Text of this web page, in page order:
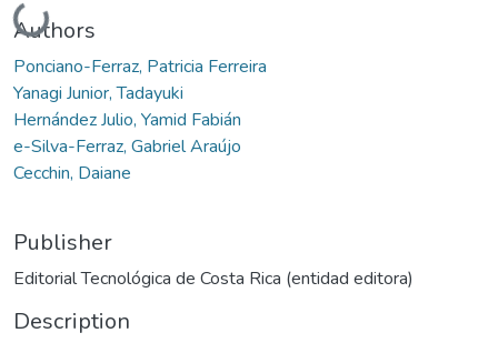
Loading...
Authors
Ponciano-Ferraz, Patricia Ferreira
Yanagi Junior, Tadayuki
Hernández Julio, Yamid Fabián
e-Silva-Ferraz, Gabriel Araújo
Cecchin, Daiane
Publisher
Editorial Tecnológica de Costa Rica (entidad editora)
Description